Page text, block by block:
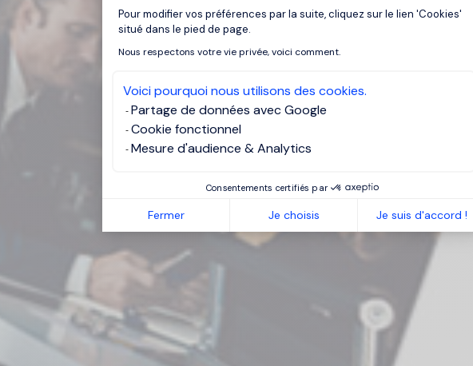
Pour modifier vos préférences par la suite, cliquez sur le lien 'Cookies'
situé dans le pied de page.
Nous respectons votre vie privée, voici comment.
Voici pourquoi nous utilisons des cookies.
Partage de données avec Google
Cookie fonctionnel
Mesure d'audience & Analytics
Consentements certifiés par
Fermer Je choisis Je suis d'accord !
Axeptio consent